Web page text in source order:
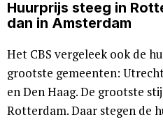
Huurprijs steeg in
dan in Amsterdam
Het CBS vergeleek ook de
grootste gemeenten:
en Den Haag. De grootste
Rotterdam. Daar stegen de